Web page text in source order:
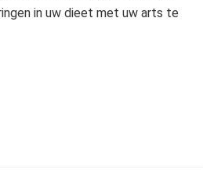
in uw dieet met uw arts te